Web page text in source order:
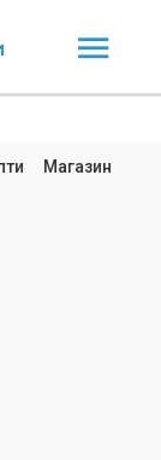
Магазин